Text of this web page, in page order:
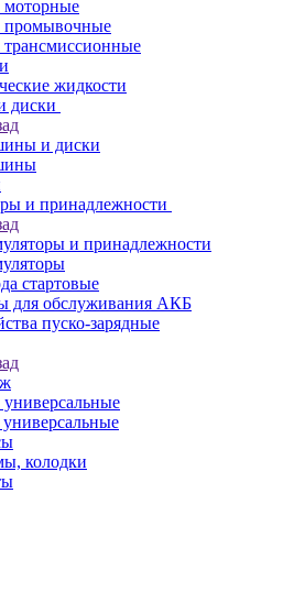
моторные
промывочные
жидкости
диски
и диски
и принадлежности
и принадлежности
стартовые
для обслуживания АКБ
пуско-зарядные
колодки